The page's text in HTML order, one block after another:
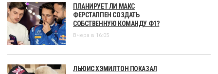
ПЛАНИРУЕТ ЛИ МАКС
ФЕРСТАППЕН СОЗДАТЬ
СОБСТВЕННУЮ КОМАНДУ Ф1?
Вчера в 16:05
ЛЬЮИС ХЭМИЛТОН ПОКАЗАЛ